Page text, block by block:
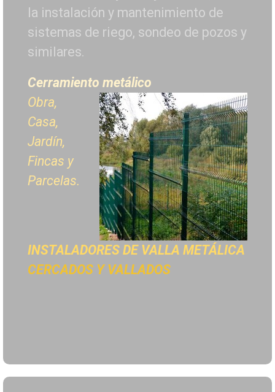
la instalación y mantenimiento de
sistemas de riego, sondeo de pozos y
similares.
Cerramiento metálico
Obra,
Casa,
Jardín,
Fincas y
Parcelas.
INSTALADORES DE VALLA METÁLICA
CERCADOS Y VALLADOS